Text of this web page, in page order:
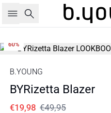
Zoeken
60%
B.YOUNG
BYRizetta Blazer
€19,98 €49,95